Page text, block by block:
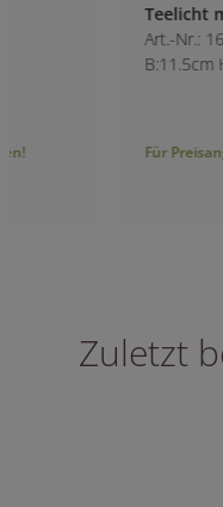
Teelicht m. Seestern
Art.-Nr.: 1672300
B:11.5cm H:9.5cm
Für Preisangaben bitte
Zuletzt